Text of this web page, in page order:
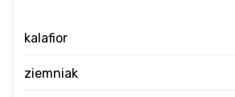
kalafior
ziemniak